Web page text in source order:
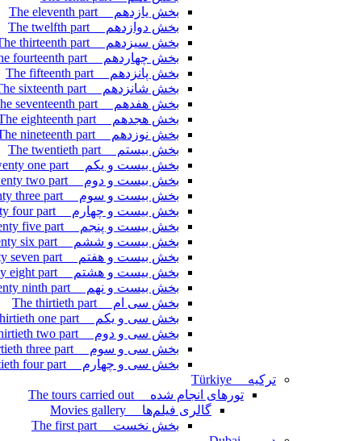
بخش یازدهم The eleventh part
بخش دوازدهم The twelfth part
بخش سیزدهم The thirteenth part
بخش چهاردهم The fourteenth part
بخش پانزدهم The fifteenth part
بخش شانزدهم The sixteenth part
بخش هفدهم The seventeenth part
بخش هجدهم The eighteenth part
بخش نوزدهم The nineteenth part
بخش بیستم The twentieth part
بخش بیست و یکم The twenty one part
بخش بیست و دوم The twenty two part
بخش بیست و سوم The twenty three part
بخش بیست و چهارم The twenty four part
بخش بیست و پنجم The twenty five part
بخش بیست و ششم The twenty six part
بخش بیست و هفتم The twenty seven part
بخش بیست و هشتم The twenty eight part
بخش بیست و نهم The twenty ninth part
بخش سی ام The thirtieth part
بخش سی و یکم The thirtieth one part
بخش سی و دوم The thirtieth two part
بخش سی و سوم The thirtieth three part
بخش سی و چهارم The thirtieth four part
ترکیه Türkiye
تورهای انجام شده The tours carried out
گالری فیلم‌ها Movies gallery
بخش نخست The first part